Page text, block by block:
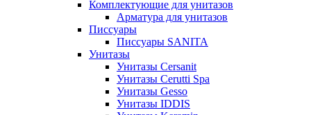
Комплектующие для унитазов
Арматура для унитазов
Писсуары
Писсуары SANITA
Унитазы
Унитазы Cersanit
Унитазы Cerutti Spa
Унитазы Gesso
Унитазы IDDIS